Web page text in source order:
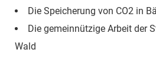
Die Speicherung von CO2 in
Die gemeinnützige Arbeit der
Wald